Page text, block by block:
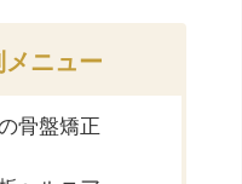
ニュー
骨盤矯正